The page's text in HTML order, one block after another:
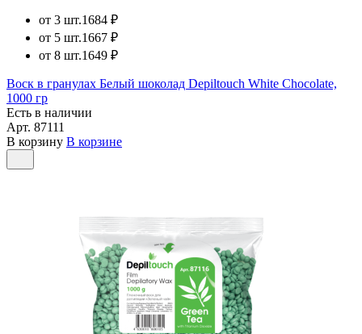
от 3 шт.1684 ₽
от 5 шт.1667 ₽
от 8 шт.1649 ₽
Воск в гранулах Белый шоколад Depiltouch White Chocolate,
1000 гр
Есть в наличии
Арт. 87111
В корзину В корзине